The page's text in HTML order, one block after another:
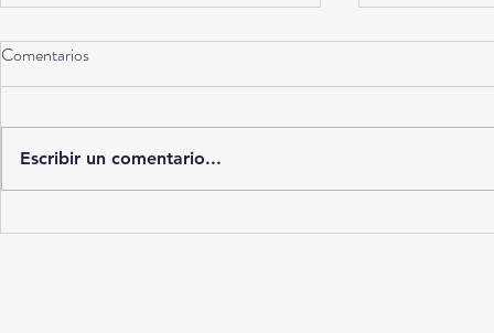
Torreón a 10 años
Comentarios
Escribir un comentario...